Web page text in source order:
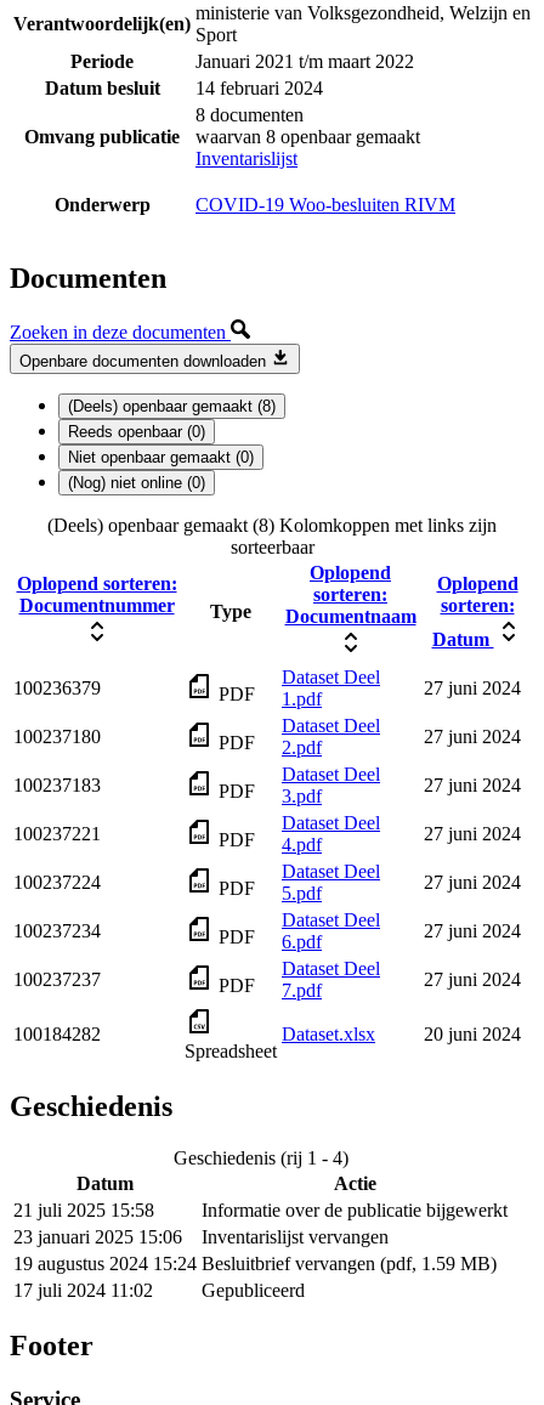
Verantwoordelijk(en)
ministerie van Volksgezondheid, Welzijn en
Sport
Periode
Januari 2021 t/m maart 2022
Datum besluit
14 februari 2024
Omvang publicatie
8 documenten
waarvan 8 openbaar gemaakt
Inventarislijst
Onderwerp COVID-19 Woo-besluiten RIVM
Documenten
Zoeken in deze documenten
Openbare documenten downloaden
(Deels) openbaar gemaakt (8)
Reeds openbaar (0)
Niet openbaar gemaakt (0)
(Nog) niet online (0)
(Deels) openbaar gemaakt (8) Kolomkoppen met links zijn
sorteerbaar
Oplopend sorteren:
Documentnummer
Type
Oplopend
sorteren:
Documentnaam
Oplopend
sorteren:
Datum
100236379 PDF
Dataset Deel
1.pdf
27 juni 2024
100237180 PDF
Dataset Deel
2.pdf
27 juni 2024
100237183 PDF
Dataset Deel
3.pdf
27 juni 2024
100237221 PDF
Dataset Deel
4.pdf
27 juni 2024
100237224 PDF
Dataset Deel
5.pdf
27 juni 2024
100237234 PDF
Dataset Deel
6.pdf
27 juni 2024
100237237 PDF
Dataset Deel
7.pdf
27 juni 2024
100184282
Spreadsheet
Dataset.xlsx 20 juni 2024
Geschiedenis
Geschiedenis (rij 1 - 4)
Datum
Actie
21 juli 2025 15:58
Informatie over de publicatie bijgewerkt
23 januari 2025 15:06
Inventarislijst vervangen
19 augustus 2024 15:24 Besluitbrief vervangen (pdf, 1.59 MB)
17 juli 2024 11:02
Gepubliceerd
Footer
Service